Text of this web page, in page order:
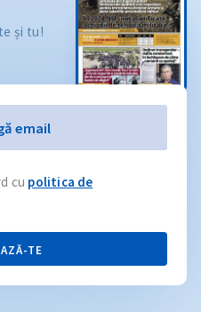
și tu!
email
cu politica de
TE